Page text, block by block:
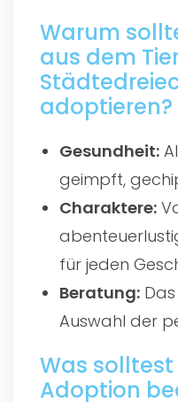
Warum
aus dem
adoptieren?
Gesundheit:
geimpft,
Charaktere:
für jeden
Beratung:
Auswahl der
Was
Adoption